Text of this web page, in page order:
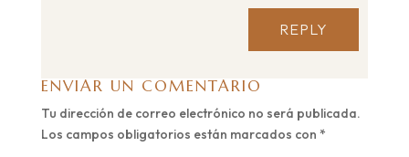
REPLY
ENVIAR UN COMENTARIO
Tu dirección de correo electrónico no será publicada.
Los campos obligatorios están marcados con *